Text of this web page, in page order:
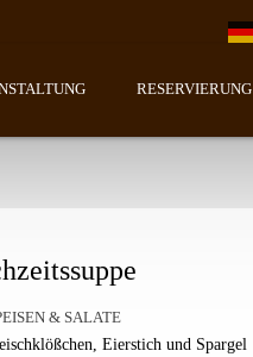
RESERVIERUNG
& SALATE
Eierstich und Spargel